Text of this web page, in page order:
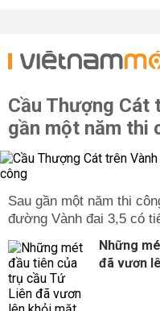
Cầu Thượng Cát
gần một năm thi
Sau gần một năm thi
đường Vành đai 3,5 có
Những
đã vươn